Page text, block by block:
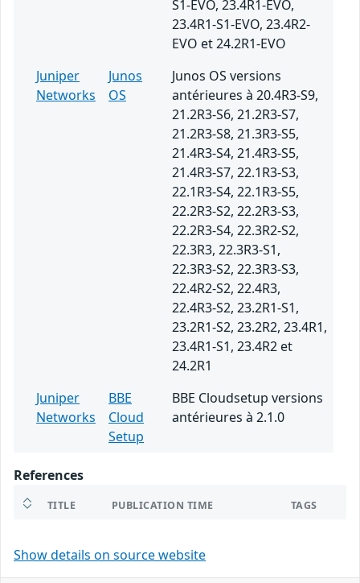
S1-EVO, 23.4R1-EVO,
23.4R1-S1-EVO, 23.4R2-
EVO et 24.2R1-EVO
Juniper
Networks
Junos
OS
Junos OS versions
antérieures à 20.4R3-S9,
21.2R3-S6, 21.2R3-S7,
21.2R3-S8, 21.3R3-S5,
21.4R3-S4, 21.4R3-S5,
21.4R3-S7, 22.1R3-S3,
22.1R3-S4, 22.1R3-S5,
22.2R3-S2, 22.2R3-S3,
22.2R3-S4, 22.3R2-S2,
22.3R3, 22.3R3-S1,
22.3R3-S2, 22.3R3-S3,
22.4R2-S2, 22.4R3,
22.4R3-S2, 23.2R1-S1,
23.2R1-S2, 23.2R2, 23.4R1,
23.4R1-S1, 23.4R2 et
24.2R1
Juniper
Networks
BBE
Cloud
Setup
BBE Cloudsetup versions
antérieures à 2.1.0
References
TITLE PUBLICATION TIME TAGS
Show details on source website